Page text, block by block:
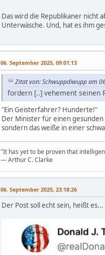
Das wird die Republikaner nicht
Unterwäsche. Und, hat es ihm
06. September 2025, 09:01:13
Zitat von: Schwuppdiwupp am
fordern [..] vehement seinen
"Ein Geisterfahrer? Hunderte!"
Der Minister für einen gesunden
sondern das weiße in einer
"It has yet to be proven that
― Arthur C. Clarke
06. September 2025, 23:18:26
Der Post soll echt sein, heißt es...